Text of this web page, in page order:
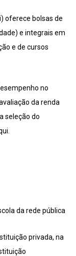
oferece bolsas de
e integrais em
e de cursos
no
da renda
seleção do
da rede pública
privada, na